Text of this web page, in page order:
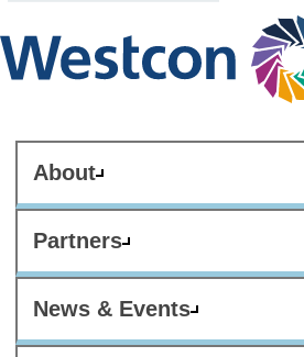
About
Partners
News & Events